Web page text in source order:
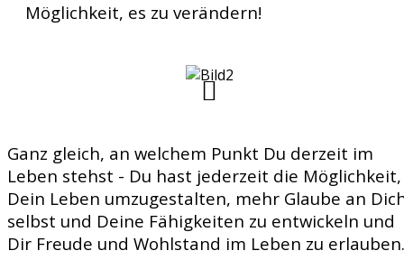
Möglichkeit, es zu verändern!
Ganz gleich, an welchem Punkt Du derzeit im
Leben stehst - Du hast jederzeit die Möglichkeit,
Dein Leben umzugestalten, mehr Glaube an
selbst und Deine Fähigkeiten zu entwickeln und
Dir Freude und Wohlstand im Leben zu